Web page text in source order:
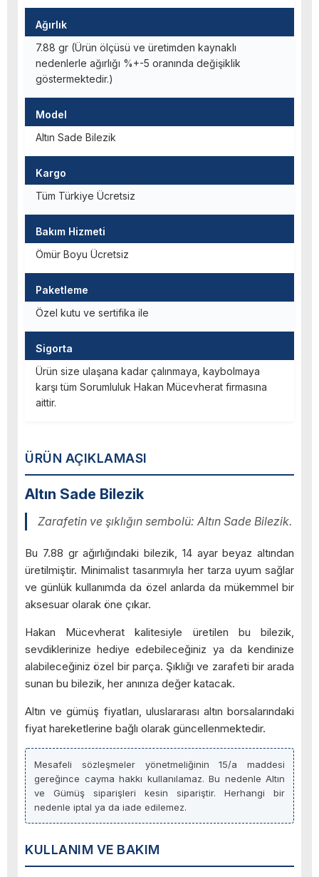
ÜRÜN AÇIKLAMASI
Altın Sade Bilezik
Zarafetin ve şıklığın sembolü: Altın Sade Bilezik.
Bu 7.88 gr ağırlığındaki bilezik, 14 ayar beyaz altından
üretilmiştir. Minimalist tasarımıyla her tarza uyum sağlar
ve günlük kullanımda da özel anlarda da mükemmel bir
aksesuar olarak öne çıkar.
Hakan Mücevherat kalitesiyle üretilen bu bilezik,
sevdiklerinize hediye edebileceğiniz ya da kendinize
alabileceğiniz özel bir parça. Şıklığı ve zarafeti bir arada
sunan bu bilezik, her anınıza değer katacak.
Altın ve gümüş fiyatları, uluslararası altın borsalarındaki
fiyat hareketlerine bağlı olarak güncellenmektedir.
Mesafeli sözleşmeler yönetmeliğinin 15/a maddesi
gereğince cayma hakkı kullanılamaz. Bu nedenle Altın
ve Gümüş siparişleri kesin sipariştir. Herhangi bir
nedenle iptal ya da iade edilemez.
Ağırlık
7.88 gr (Ürün ölçüsü ve üretimden kaynaklı
nedenlerle ağırlığı %+-5 oranında değişiklik
göstermektedir.)
Model
Altın Sade Bilezik
Kargo
Tüm Türkiye Ücretsiz
Bakım Hizmeti
Ömür Boyu Ücretsiz
Paketleme
Özel kutu ve sertifika ile
Sigorta
Ürün size ulaşana kadar çalınmaya, kaybolmaya
karşı tüm Sorumluluk Hakan Mücevherat firmasına
aittir.
KULLANIM VE BAKIM